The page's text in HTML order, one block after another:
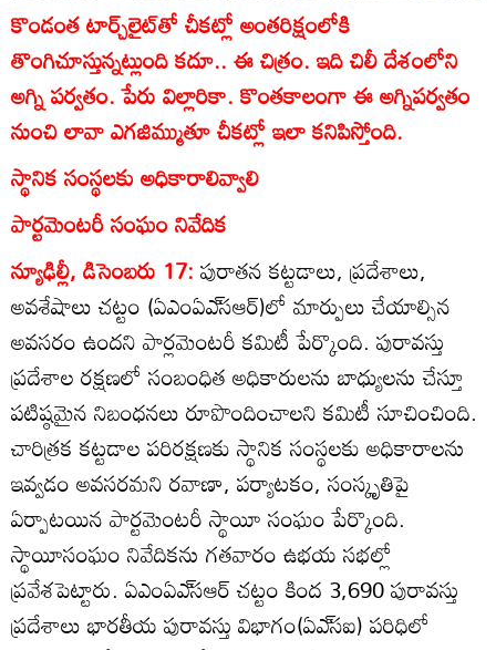
కొండంత టార్చ్‌లైట్‌తో చీకట్లో అంతరిక్షంలోకి
తొంగిచూస్తున్నట్లుంది కదూ.. ఈ చిత్రం. ఇది చిలీ దేశంలోని
అగ్ని పర్వతం. పేరు విల్లారికా. కొంతకాలంగా ఈ అగ్నిపర్వతం
నుంచి లావా ఎగజిమ్ముతూ చీకట్లో ఇలా కనిపిస్తోంది.
స్థానిక సంస్థలకు అధికారాలివ్వాలి
పార్టమెంటరీ సంఘం నివేదిక
న్యూఢిల్లీ, డిసెంబరు 17:పురాతన కట్టడాలు, ప్రదేశాలు,
అవశేషాలు చట్టం (ఏఎంఏఎ్‌సఆర్‌)లో మార్పులు చేయాల్సిన
అవసరం ఉందని పార్లమెంటరీ కమిటీ పేర్కొంది. పురావస్తు
ప్రదేశాల రక్షణలో సంబంధిత అధికారులను బాధ్యులను చేస్తూ
పటిష్ఠమైన నిబంధనలు రూపొందించాలని కమిటీ సూచించింది.
చారిత్రక కట్టడాల పరిరక్షణకు స్థానిక సంస్థలకు అధికారాలను
ఇవ్వడం అవసరమని రవాణా, పర్యాటకం, సంస్కృతిపై
ఏర్పాటయిన పార్టమెంటరీ స్థాయీ సంఘం పేర్కొంది.
స్థాయీసంఘం నివేదికను గతవారం ఉభయ సభల్లో
ప్రవేశపెట్టారు. ఏఎంఏఎ్‌సఆర్‌ చట్టం కింద 3,690 పురావస్తు
ప్రదేశాలు భారతీయ పురావస్తు విభాగం(ఏఎ్‌సఐ) పరిధిలో